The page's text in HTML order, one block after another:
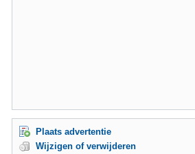
Plaats advertentie
Wijzigen of verwijderen